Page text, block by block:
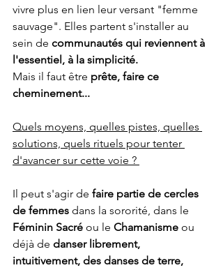
vivre plus en lien leur versant "femme
sauvage". Elles partent s'installer au
sein de communautés qui reviennent à
l'essentiel, à la simplicité.
Mais il faut être prête, faire ce
cheminement...
Quels moyens, quelles pistes, quelles
solutions, quels rituels pour tenter
d'avancer sur cette voie ?
Il peut s'agir de faire partie de cercles
de femmes dans la sororité, dans le
Féminin Sacré ou le Chamanisme ou
déjà de danser librement,
intuitivement, des danses de terre,